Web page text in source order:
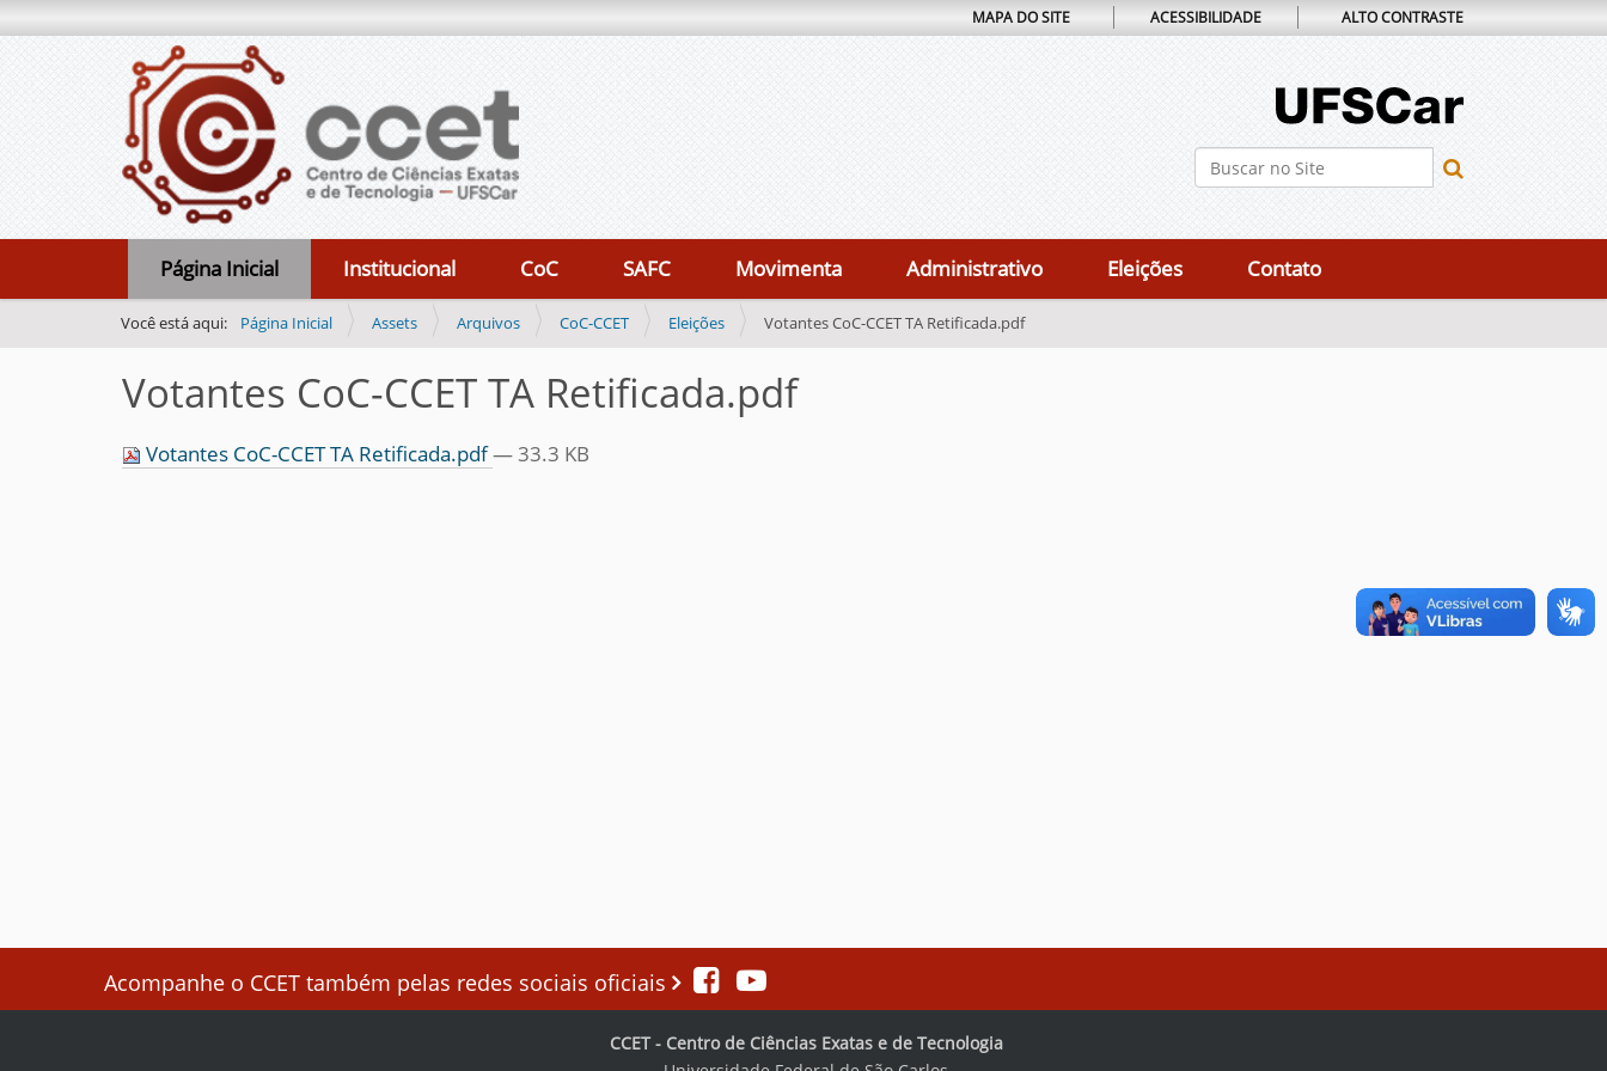
Busca
MAPA DO SITE ACESSIBILIDADE ALTO CONTRASTE
Página Inicial Institucional CoC SAFC Movimenta Administrativo Eleições Contato
Você está aqui: Página Inicial Assets Arquivos CoC-CCET Eleições Votantes CoC-CCET TA Retificada.pdf
Votantes CoC-CCET TA Retificada.pdf
Votantes CoC-CCET TA Retificada.pdf— 33.3 KB
Acompanhe o CCET também pelas redes sociais oficiais
CCET - Centro de Ciências Exatas e de Tecnologia